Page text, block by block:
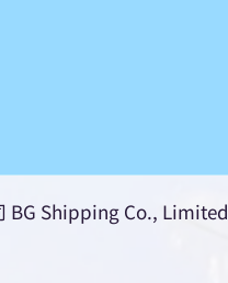
BG Shipping Co., Limited